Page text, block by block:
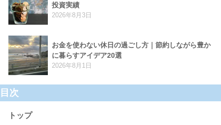
投資実績
2026年8月3日
お金を使わない休日の過ごし方｜節約しながら豊か
に暮らすアイデア20選
2026年8月1日
目次
トップ